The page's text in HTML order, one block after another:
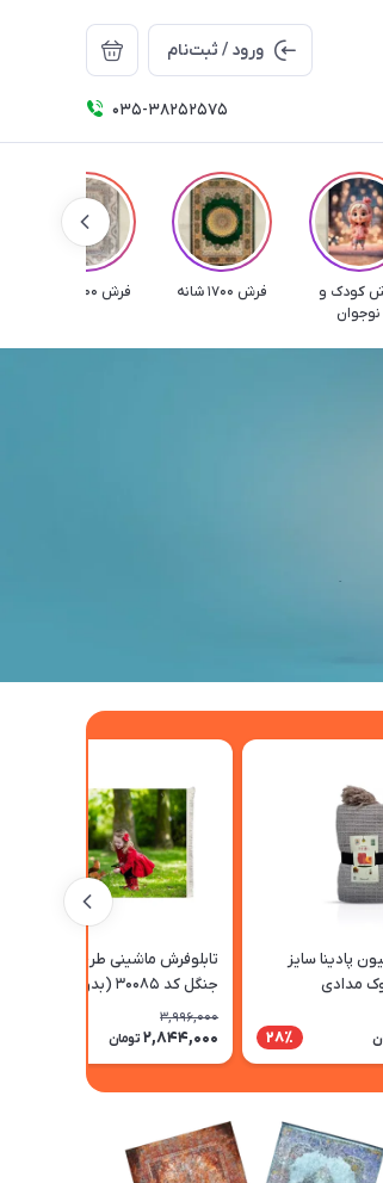
ورود / ثبت‌نام
035-38252575
کودک و
نوجوان
فرش 1700 شانه فرش 1000 شانه
پادینا سایز
28٪
تابلوفرش ماشینی طرح دخترک در
جنگل کد 30085 (بدون قاب) تک
سایز
3,996,000
2,844,000 تومان